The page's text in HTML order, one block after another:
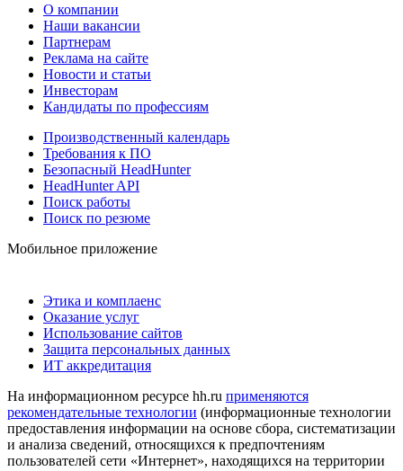
О компании
Наши вакансии
Партнерам
Реклама на сайте
Новости и статьи
Инвесторам
Кандидаты по профессиям
Производственный календарь
Требования к ПО
Безопасный HeadHunter
HeadHunter API
Поиск работы
Поиск по резюме
Мобильное приложение
Этика и комплаенс
Оказание услуг
Использование сайтов
Защита персональных данных
ИТ аккредитация
На информационном ресурсе hh.ru применяются
рекомендательные технологии (информационные технологии
предоставления информации на основе сбора, систематизации
и анализа сведений, относящихся к предпочтениям
пользователей сети «Интернет», находящихся на территории